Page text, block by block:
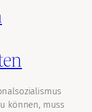
können, muss